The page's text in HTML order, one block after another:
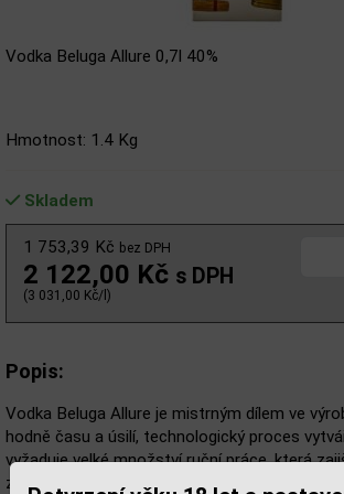
Vodka Beluga Allure 0,7l 40%
Hmotnost: 1.4 Kg
Skladem
1 753,39 Kč bez DPH
2 122,00 Kč s DPH
(3 031,00 Kč/l)
Popis:
Vodka Beluga Allure je mistrným dílem ve
hodně času a úsilí, technologický proces
vyžaduje velké množství ruční práce, která
zpracování každého prvku.